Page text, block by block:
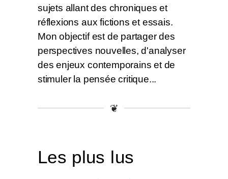
sujets allant des chroniques et
réflexions aux fictions et essais.
Mon objectif est de partager des
perspectives nouvelles, d'analyser
des enjeux contemporains et de
stimuler la pensée critique...
❦
Les plus lus